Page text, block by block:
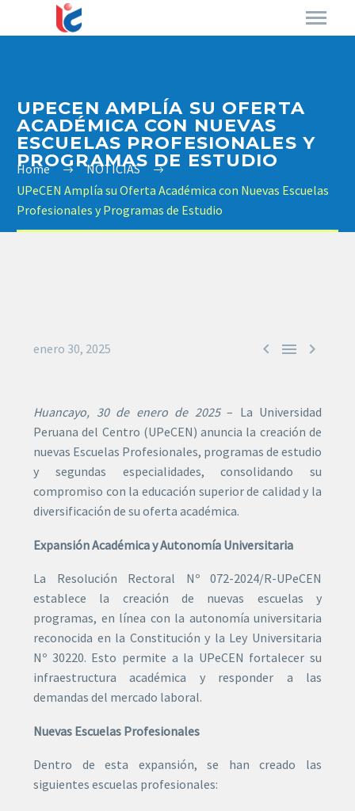
UPECEN AMPLÍA SU OFERTA
ACADÉMICA CON NUEVAS
ESCUELAS PROFESIONALES Y
PROGRAMAS DE ESTUDIO
Home
NOTICIAS
UPeCEN Amplía su Oferta Académica con Nuevas Escuelas
Profesionales y Programas de Estudio
  
enero 30, 2025
Huancayo, 30 de enero de 2025– La Universidad
Peruana del Centro (UPeCEN) anuncia la creación de
nuevas Escuelas Profesionales, programas de estudio
y segundas especialidades, consolidando su
compromiso con la educación superior de calidad y la
diversificación de su oferta académica.
Expansión Académica y Autonomía Universitaria
La Resolución Rectoral Nº 072-2024/R-UPeCEN
establece la creación de nuevas escuelas y
programas, en línea con la autonomía universitaria
reconocida en la Constitución y la Ley Universitaria
Nº 30220. Esto permite a la UPeCEN fortalecer su
infraestructura académica y responder a las
demandas del mercado laboral.
Nuevas Escuelas Profesionales
Dentro de esta expansión, se han creado las
siguientes escuelas profesionales: